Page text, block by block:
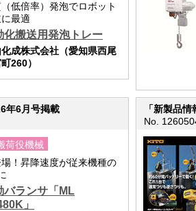
低倍率）発泡でロボット
最適
化搬送用発泡トレー
成株式会社（愛知県西尾
260）
年6月号掲載
荷役機械
！昇降速度が従来機種の
バランサ「ML
」
「新製品
No.